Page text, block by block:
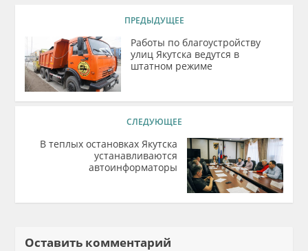
ПРЕДЫДУЩЕЕ
Работы по благоустройству
улиц Якутска ведутся в
штатном режиме
СЛЕДУЮЩЕЕ
В теплых остановках Якутска
устанавливаются
автоинформаторы
Оставить комментарий